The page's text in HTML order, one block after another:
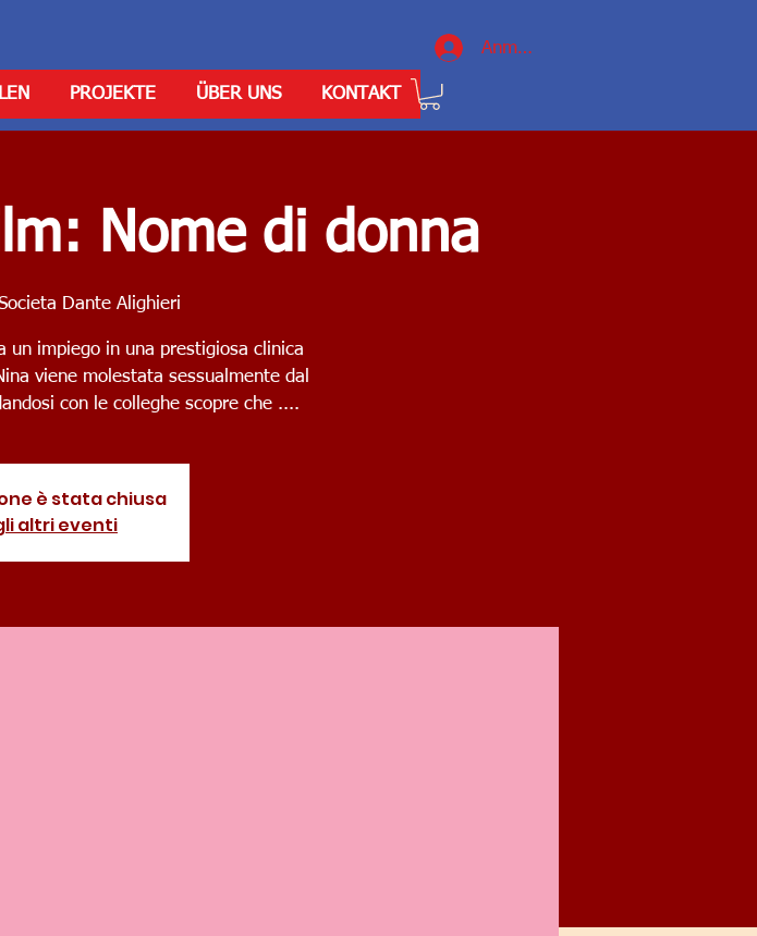
Anmelden
PROJEKTE ÜBER UNS KONTAKT
Nome di donna
Dante Alighieri
un impiego in una prestigiosa clinica
viene molestata sessualmente dal
con le colleghe scopre che ....
è stata chiusa
altri eventi